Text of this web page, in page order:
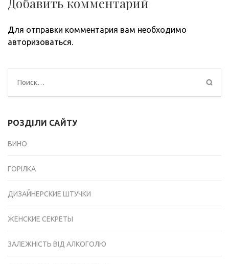
Для отправки комментария вам необходимо
авторизоваться
Найти:
РОЗДІЛИ САЙТУ
ВИНО
ГОРІЛКА
ДИЗАЙНЕРСКИЕ ШТУЧКИ
ЖЕНСКИЕ СЕКРЕТЫ
ЗАЛЕЖНІСТЬ ВІД АЛКОГОЛЮ